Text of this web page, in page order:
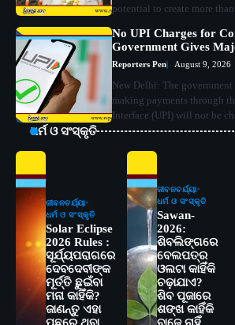
potential to create more
No UPI Charges for
Government Gives
Reporters Pen August 9, 2026
New Delhi: The
making payments through
Interface (UPI) will not be
ଧର୍ମ ଓ ସଂସ୍କୃତି
ଜୀବନଚର୍ଯ୍ୟା
ଧର୍ମ ଓ ସଂସ୍କୃତି
Solar Eclipse
2026 Rules :
ସୂର୍ଯ୍ୟପରାଗରେ
ଦେବଦେବୀଙ୍କ
ମୂର୍ତ୍ତି ଛୁଇଁବା
ମନା କାହିଁକି?
ଜାଣନ୍ତୁ ଏହା
ପଛରେ ଥିବା
ଜୀବନଚର୍ଯ୍ୟା
ଧର୍ମ ଓ ସଂସ୍କୃତି
Sawan-
2026:
ଶିବଲିଙ୍ଗରେ
ବେଲପତ୍ର
ଓଲଟା କାହିଁକି
ଚଢ଼ାଯାଏ?
ଶିବ ପୂଜାରେ
ଶଙ୍ଖ କାହିଁକି
ବାଜେ ନାହିଁ,